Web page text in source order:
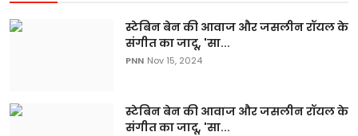
स्टेबिन बेन की आवाज और जसलीन रॉयल के
संगीत का जादू, 'सा...
PNN Nov 15, 2024
स्टेबिन बेन की आवाज और जसलीन रॉयल के
संगीत का जादू, 'सा...